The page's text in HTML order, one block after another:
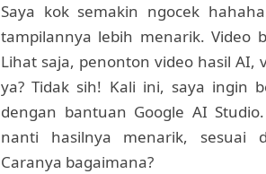
Saya kok semakin ngocek
tampilannya lebih menarik. Video
Lihat saja, penonton video hasil
ya? Tidak sih! Kali ini, saya ingin
dengan bantuan Google AI
nanti hasilnya menarik, sesuai
Caranya bagaimana?